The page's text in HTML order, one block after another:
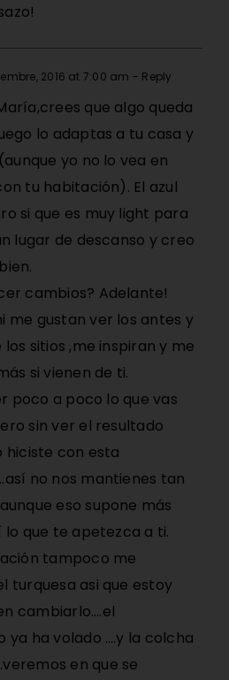
2016 at 7:00 am - Reply
que algo queda
lo adaptas a tu casa y
yo no lo vea en
tu habitación). El azul
si que es muy light para
lugar de descanso y creo
cambios? Adelante!
me gustan ver los antes y
los sitios ,me inspiran y me
si vienen de ti.
poco a poco lo que vas
sin ver el resultado
hiciste con esta
no nos mantienes tan
eso supone más
que te apetezca a ti.
tampoco me
turquesa asi que estoy
cambiarlo….el
ya ha volado ….y la colcha
en que se